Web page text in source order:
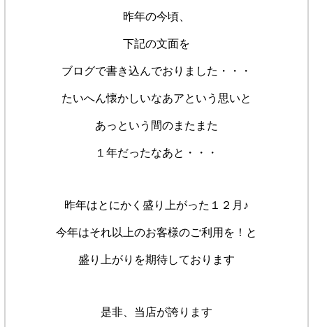
昨年の今頃、
下記の文面を
ブログで書き込んでおりました・・・
たいへん懐かしいなあアという思いと
あっという間のまたまた
１年だったなあと・・・
昨年はとにかく盛り上がった１２月♪
今年はそれ以上のお客様のご利用を！と
盛り上がりを期待しております
是非、当店が誇ります